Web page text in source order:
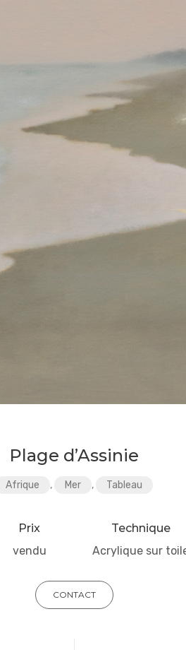
Plage d’Assinie
Afrique , Mer , Tableau
Prix
vendu
Technique
Acrylique sur
CONTACT